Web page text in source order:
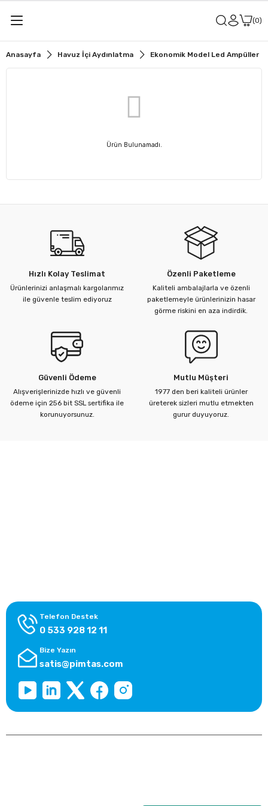
0
Anasayfa Havuz İçi Aydınlatma Ekonomik Model Led Ampüller
Ürün Bulunamadı.
Hızlı Kolay Teslimat
Ürünlerinizi anlaşmalı kargolarımız
ile güvenle teslim ediyoruz
Özenli Paketleme
Kaliteli ambalajlarla ve özenli
paketlemeyle ürünlerinizin hasar
görme riskini en aza indirdik.
Güvenli Ödeme
Alışverişlerinizde hızlı ve güvenli
ödeme için 256 bit SSL sertifika ile
korunuyorsunuz.
Mutlu Müşteri
1977 den beri kaliteli ürünler
üreterek sizleri mutlu etmekten
gurur duyuyoruz.
Telefon Destek
0 533 928 12 11
Bize Yazın
satis@pimtas.com